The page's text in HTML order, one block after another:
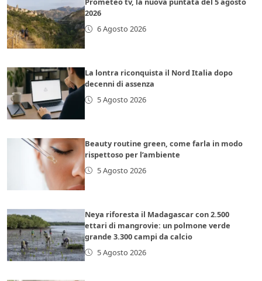
2026
6 Agosto 2026
La lontra riconquista il Nord Italia dopo
decenni di assenza
5 Agosto 2026
Beauty routine green, come farla in modo
rispettoso per l’ambiente
5 Agosto 2026
Neya riforesta il Madagascar con 2.500
ettari di mangrovie: un polmone verde
grande 3.300 campi da calcio
5 Agosto 2026